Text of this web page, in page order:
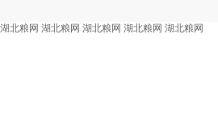
湖北粮网 湖北粮网 湖北粮网 湖北粮网 湖北粮网